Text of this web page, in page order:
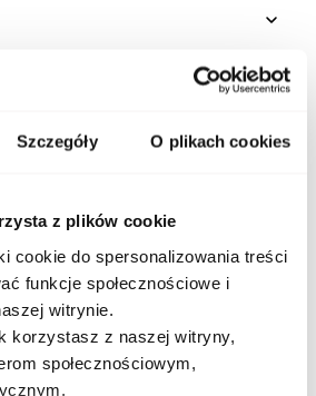
Szczegóły O plikach cookies
z plików cookie
cookie do spersonalizowania treści
funkcje społecznościowe i
witrynie.
korzystasz z naszej witryny,
społecznościowym,
kupowane
karuzeli jest możliwe za pomocą
karuzeli